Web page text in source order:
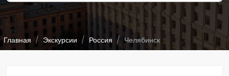
Главная Экскурсии Россия Челябинск